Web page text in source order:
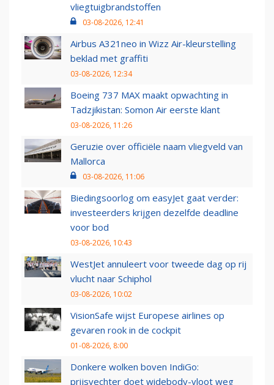
vliegtuigbrandstoffen
03-08-2026, 12:41
Airbus A321neo in Wizz Air-kleurstelling
beklad met graffiti
03-08-2026, 12:34
Boeing 737 MAX maakt opwachting in
Tadzjikistan: Somon Air eerste klant
03-08-2026, 11:26
Geruzie over officiële naam vliegveld van
Mallorca
03-08-2026, 11:06
Biedingsoorlog om easyJet gaat verder:
investeerders krijgen dezelfde deadline
voor bod
03-08-2026, 10:43
WestJet annuleert voor tweede dag op rij
vlucht naar Schiphol
03-08-2026, 10:02
VisionSafe wijst Europese airlines op
gevaren rook in de cockpit
01-08-2026, 8:00
Donkere wolken boven IndiGo:
prijsvechter doet widebody-vloot weg